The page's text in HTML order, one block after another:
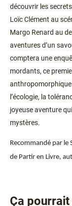
découvrir les
Loïc Clément au
Margo Renard au
aventures d’un
comptera une
mordants, ce
l’écologie, la
joyeuse aventure
mystères.
Recommandé par le
de Partir en Livre,
Ça